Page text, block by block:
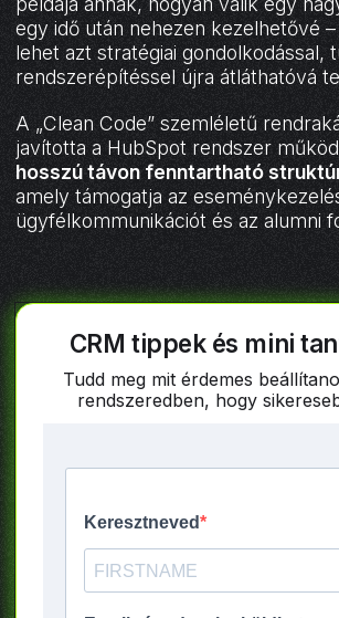
egy idő után nehezen kezelhetővé
lehet azt stratégiai gondolkodással,
rendszerépítéssel újra átláthatóvá
A „Clean Code” szemléletű
javította a HubSpot rendszer
hosszú távon fenntartható
amely támogatja az
ügyfélkommunikációt és az alumni
CRM tippek és mini
Tudd meg mit érdemes
rendszeredben, hogy